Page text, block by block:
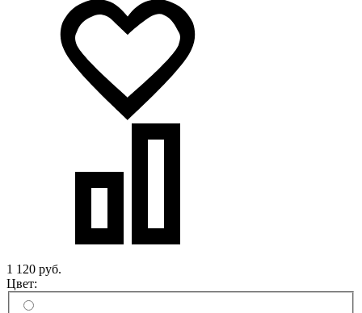
1 120 руб.
Цвет: